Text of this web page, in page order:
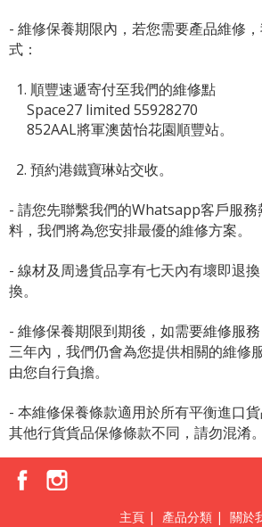
- 維修保養期限內，若您需要產品維修
式：
1. 順豐速遞寄付至我們的維修點
Space27 limited 55928270
852AAL將軍澳茵怡花園順豐站。
2. 預約港鐵寶琳站交收。
- 請您先聯繫我們的Whatsapp客戶服務
料，我們將為您安排最優的維修方案。
- 線材及周邊貨品享有七天內有壞即退
換。
- 維修保養期限到期後，如需要維修服
三年內，我們仍會為您提供相關的維修
由您自行負擔。
- 本維修保養條款適用於所有平衡進口
其他行貨貨品保修條款不同，請勿混淆。
主頁 | 產品分類 | 關於